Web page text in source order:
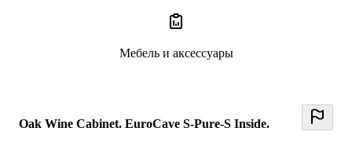
Oak Wine Cabinet. EuroCave S-Pure-S Inside.
Мебель и аксессуары